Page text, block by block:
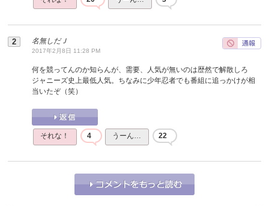
名無しだＪ
2017年2月8日 11:28 PM
何を競ってんのか知らんが、需要、人気が無いのは歴然で解散しろ
ジャニーズ史上最低人気。ちなみに少年忍者でも番組に追っかけが相
当いたぞ（笑）
それな！ 4 うーん… 22